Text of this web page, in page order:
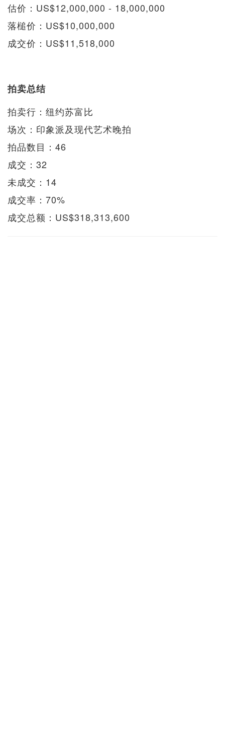
估价：US$12,000,000 - 18,000,000
落槌价：US$10,000,000
成交价：US$11,518,000
拍卖总结
拍卖行：纽约苏富比
场次：印象派及现代艺术晚拍
拍品数目：46
成交：32
未成交：14
成交率：70%
成交总额：US$318,313,600